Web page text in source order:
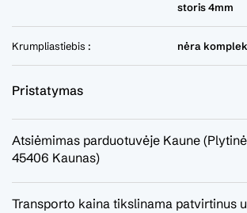
storis 4mm
Krumpliastiebis : nėra
Pristatymas
Atsiėmimas parduotuvėje Kaune
45406 Kaunas)
Transporto kaina tikslinama patvirtinus